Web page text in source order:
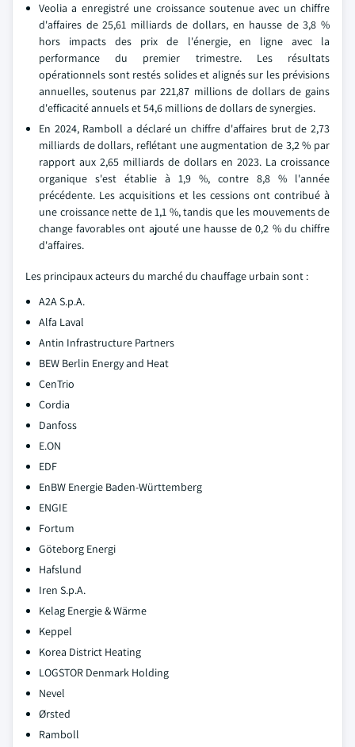
Veolia a enregistré une croissance soutenue avec un chiffre
d'affaires de 25,61 milliards de dollars, en hausse de 3,8 %
hors impacts des prix de l'énergie, en ligne avec la
performance du premier trimestre. Les résultats
opérationnels sont restés solides et alignés sur les prévisions
annuelles, soutenus par 221,87 millions de dollars de gains
d'efficacité annuels et 54,6 millions de dollars de synergies.
En 2024, Ramboll a déclaré un chiffre d'affaires brut de 2,73
milliards de dollars, reflétant une augmentation de 3,2 % par
rapport aux 2,65 milliards de dollars en 2023. La croissance
organique s'est établie à 1,9 %, contre 8,8 % l'année
précédente. Les acquisitions et les cessions ont contribué à
une croissance nette de 1,1 %, tandis que les mouvements de
change favorables ont ajouté une hausse de 0,2 % du chiffre
d'affaires.
Les principaux acteurs du marché du chauffage urbain sont :
A2A S.p.A.
Alfa Laval
Antin Infrastructure Partners
BEW Berlin Energy and Heat
CenTrio
Cordia
Danfoss
E.ON
EDF
EnBW Energie Baden-Württemberg
ENGIE
Fortum
Göteborg Energi
Hafslund
Iren S.p.A.
Kelag Energie & Wärme
Keppel
Korea District Heating
LOGSTOR Denmark Holding
Nevel
Ørsted
Ramboll